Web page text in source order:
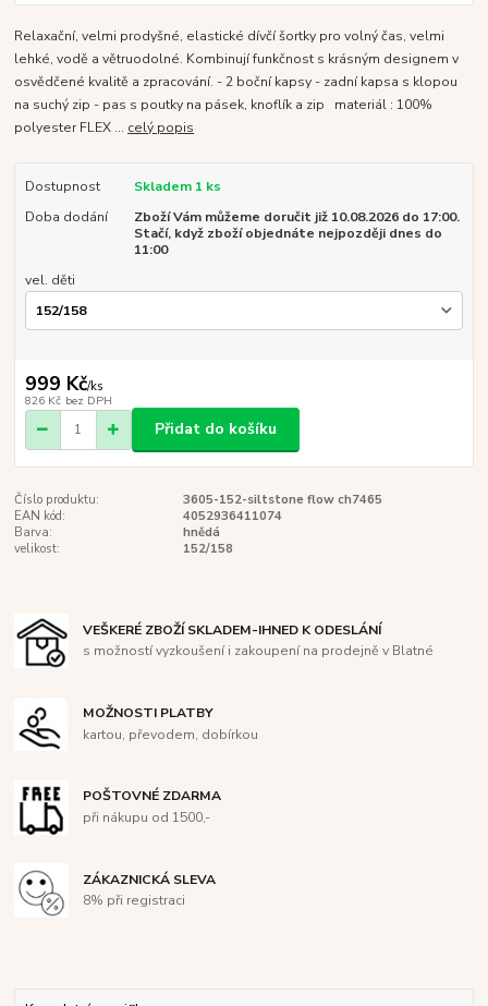
Relaxační, velmi prodyšné, elastické dívčí šortky pro volný čas, velmi
lehké, vodě a větruodolné. Kombinují funkčnost s krásným designem v
osvědčené kvalitě a zpracování. - 2 boční kapsy - zadní kapsa s klopou
na suchý zip - pas s poutky na pásek, knoflík a zip materiál : 100%
polyester FLEX ... celý popis
Dostupnost
Skladem 1 ks
Doba dodání
Zboží Vám můžeme doručit již 10.08.2026 do 17:00.
Stačí, když zboží objednáte nejpozději dnes do
11:00
vel. děti
999 Kč/ks
826 Kč bez DPH
Přidat do košíku
Číslo produktu:
3605-152-siltstone flow ch7465
EAN kód:
4052936411074
Barva:
hnědá
velikost:
152/158
VEŠKERÉ ZBOŽÍ SKLADEM-IHNED K ODESLÁNÍ
s možností vyzkoušení i zakoupení na prodejně v Blatné
MOŽNOSTI PLATBY
kartou, převodem, dobírkou
POŠTOVNÉ ZDARMA
při nákupu od 1500,-
ZÁKAZNICKÁ SLEVA
8% při registraci